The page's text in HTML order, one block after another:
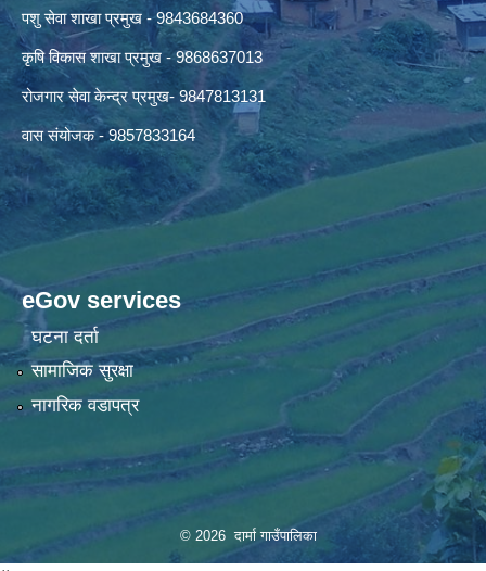
पशु सेवा शाखा प्रमुख - 9843684360
कृषि विकास शाखा प्रमुख - 9868637013
रोजगार सेवा केन्द्र प्रमुख- 9847813131
वास संयोजक - 9857833164
eGov services
घटना दर्ता
सामाजिक सुरक्षा
नागरिक वडापत्र
© 2026 दार्मा गाउँपालिका